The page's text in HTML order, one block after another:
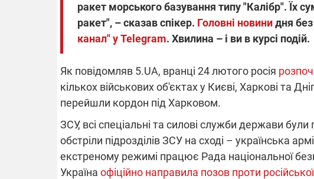
ракет морського базування типу "Калібр". Їх
ракет", – сказав спікер. Головні новинидня
канал" у Telegram. Хвилина – і ви в курсі подій.
Як повідомляв 5.UA, вранці 24 лютого росія
кількох військових об'єктах у Києві, Харкові та
перейшли кордон під Харковом.
ЗСУ, всі спеціальні та силові служби держави були
обстріли підрозділів ЗСУ на сході – українська
екстреному режимі працює Рада національної
Україна офіційно направила позов проти
Підтримай
"Машинерію війни" та
виграй легендарний
Dodge Challenger
14.11.2025 17:15
"Око та щит": дрони,
РЕБ і пікапи – триває
одразу чотирьох
бригад ЗСУ